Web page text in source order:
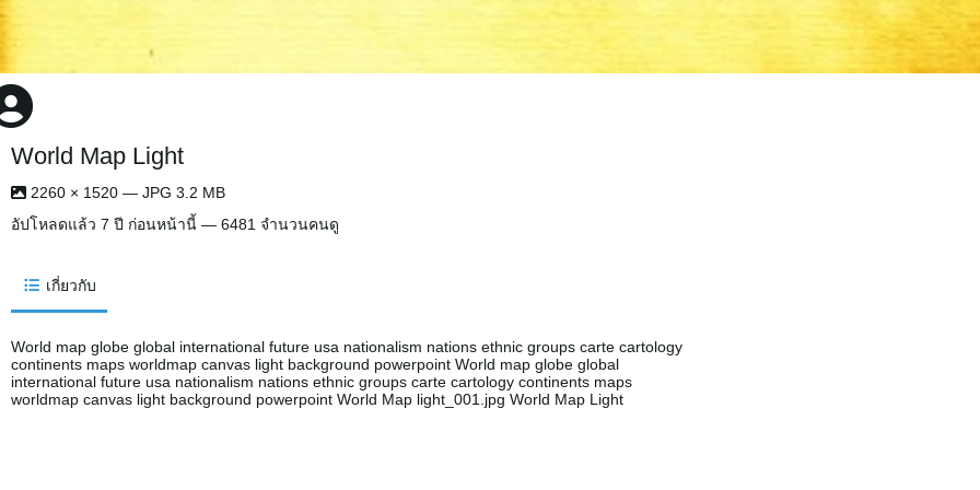
World Map Light
2260 × 1520 — JPG 3.2 MB
อัปโหลดแล้ว 7 ปี ก่อนหน้านี้ — 6481 จำนวนคนดู
เกี่ยวกับ
World map globe global international future usa nationalism nations ethnic groups carte cartology
continents maps worldmap canvas light background powerpoint World map globe global
international future usa nationalism nations ethnic groups carte cartology continents maps
worldmap canvas light background powerpoint World Map light_001.jpg World Map Light